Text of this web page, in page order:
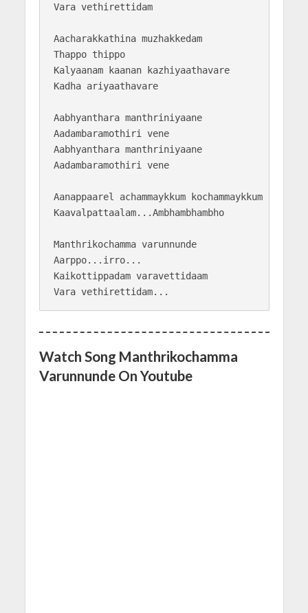
Vara vethirettidam
Aacharakkathina muzhakkedam
Thappo thippo
Kalyaanam kaanan kazhiyaathavare
Kadha ariyaathavare
Aabhyanthara manthriniyaane
Aadambaramothiri vene
Aabhyanthara manthriniyaane
Aadambaramothiri vene
Aanappaarel achammaykkum kochammaykkum
Kaavalpattaalam...Ambhambhambho
Manthrikochamma varunnunde
Aarppo...irro...
Kaikottippadam varavettidaam
Watch Song Manthrikochamma
Varunnunde On Youtube